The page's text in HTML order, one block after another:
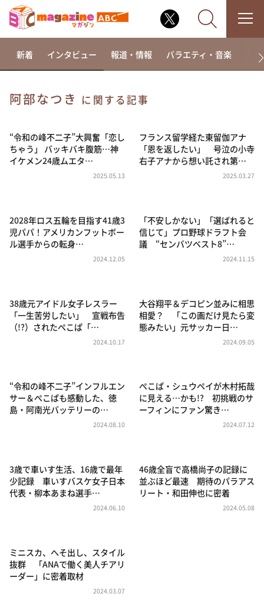
相席食堂
これ余談なんですけど・・・
～人生密着トークバラエティ！～ やすとものいたっ
news おかえり
河合＆A.B.C-Z塚田×福井アナ「なんでやねん！？」
（news おかえり）
朝だ！生です旅サラダ
教えて！ニュースライブ 正義のミカタ
ポツンと一軒家
ザキ山小屋本館
新着 インタビュー 報道・情報 バラエティ・音楽 ド
阿部なつき に関する記事
“令和の峰不二子”大興奮「恋し
ちゃう」 バッキバキ腹筋…神
イケメン24歳ムエタ…
2025.05.13
フランス留学経た東留伽アナ
「恩を返したい」 号泣の小寺
右子アナから想い託され第…
2025.03.27
2028年ロス五輪を目指す41歳3
児パパ！アメリカンフットボー
ル選手からの転身…
2024.12.05
「不安しかない」「選ばれると
信じて」プロ野球ドラフト会
議 “センバツベスト8”…
2024.11.15
38歳元アイドル女子レスラー
「一生苦労したい」 宣戦布告
（!?）されたぺこぱ「…
2024.10.17
大谷翔平＆デコピン並みに相思
相愛？ 「この画だけ見たら変
態みたい」元サッカー日…
2024.09.05
“令和の峰不二子”インフルエン
サー＆ぺこぱも感動した、徳
島・阿南光バッテリーの…
2024.08.10
ぺこぱ・シュウペイが木村拓哉
に見える…かも!? 初挑戦のサ
ーフィンにファン驚き…
2024.07.12
3歳で車いす生活、16歳で最年
少記録 車いすバスケ女子日本
代表・柳本あまね選手…
2024.06.10
46歳全盲で高橋尚子の記録に
並ぶほど最速 期待のパラアス
リート・和田伸也に密着
2024.05.08
ミニスカ、へそ出し、スタイル
抜群 「ANAで働く美人チアリ
ーダー」に密着取材
2024.03.07